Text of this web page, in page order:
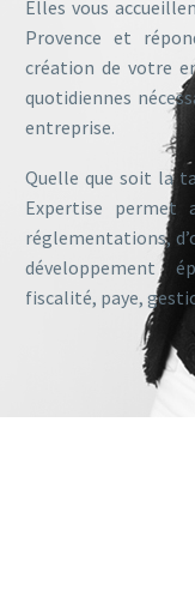
Elles vous
Provence et
création de votre
quotidiennes
entreprise.
Quelle que soit la
Expertise permet
réglementations,
développement
fiscalité, paye,